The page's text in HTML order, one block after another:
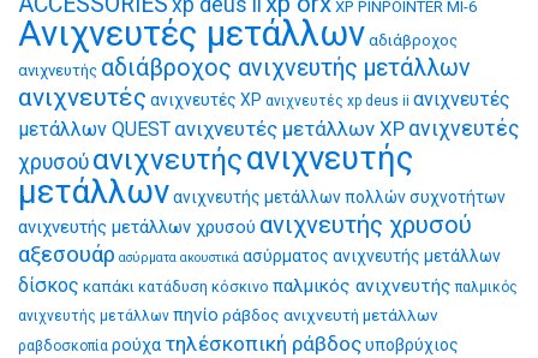
xp deus ii XP PINPOINTER MI-6
Ανιχνευτές μετάλλων αδιάβροχος
ανιχνευτής αδιάβροχος ανιχνευτής μετάλλων
ανιχνευτές ανιχνευτές XP ανιχνευτές xp deus ii ανιχνευτές
μετάλλων QUEST ανιχνευτές μετάλλων XP ανιχνευτές
χρυσού ανιχνευτήςανιχνευτής
μετάλλωνανιχνευτής μετάλλων πολλών συχνοτήτων
ανιχνευτής μετάλλων χρυσού ανιχνευτής χρυσού
αξεσουάρ ασύρματα ακουστικά ασύρματος ανιχνευτής μετάλλων
δίσκος καπάκι κατάδυση κόσκινο παλμικός ανιχνευτής παλμικός
ανιχνευτής μετάλλων πηνίο ράβδος ανιχνευτή μετάλλων
ραβδοσκοπία ρούχα τηλέσκοπική ράβδοςυποβρύχιος